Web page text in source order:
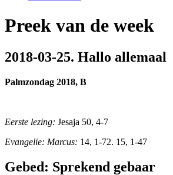
Preek van de week
2018-03-25. Hallo allemaal
Palmzondag 2018, B
Eerste lezing: Jesaja 50, 4-7
Evangelie: Marcus: 14, 1-72. 15, 1-47
Gebed: Sprekend gebaar